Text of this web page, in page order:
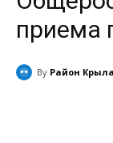
приема
By Район